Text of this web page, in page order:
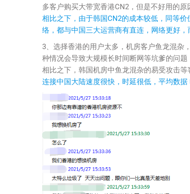
多客户购买大带宽香港CN2，但是不好用的原
相比之下，由于韩国CN2的成本较低，同等
络，都与中国三大运营商有直连，网络更好
3、选择香港的用户太多，机房客户鱼龙混杂
种情况会导致大规模长时间断网等坑爹的问题
相比之下，韩国机房中鱼龙混杂的易受攻击
连接中国大陆速度很快，时延很低，平均数